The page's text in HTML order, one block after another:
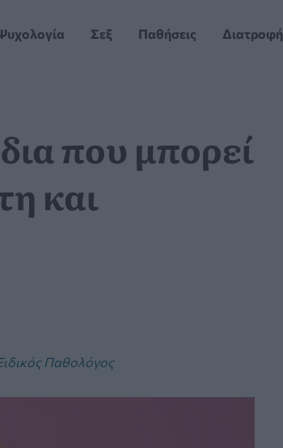
Σεξ Παθήσεις Διατροφή
που μπορεί
και
Παθολόγος